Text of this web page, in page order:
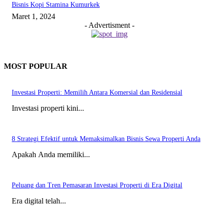
Bisnis Kopi Stamina Kumurkek
Maret 1, 2024
- Advertisment -
MOST POPULAR
Investasi Properti: Memilih Antara Komersial dan Residensial
Investasi properti kini...
8 Strategi Efektif untuk Memaksimalkan Bisnis Sewa Properti Anda
Apakah Anda memiliki...
Peluang dan Tren Pemasaran Investasi Properti di Era Digital
Era digital telah...